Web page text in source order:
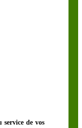
service de vos